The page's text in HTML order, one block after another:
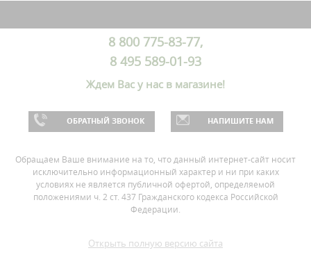
8 800 775-83-77,
8 495 589-01-93
Ждем Вас у нас в магазине!
ОБРАТНЫЙ ЗВОНОК НАПИШИТЕ НАМ
Обращаем Ваше внимание на то, что данный интернет-сайт носит
исключительно информационный характер и ни при каких
условиях не является публичной офертой, определяемой
положениями ч. 2 ст. 437 Гражданского кодекса Российской
Федерации.
Открыть полную версию сайта